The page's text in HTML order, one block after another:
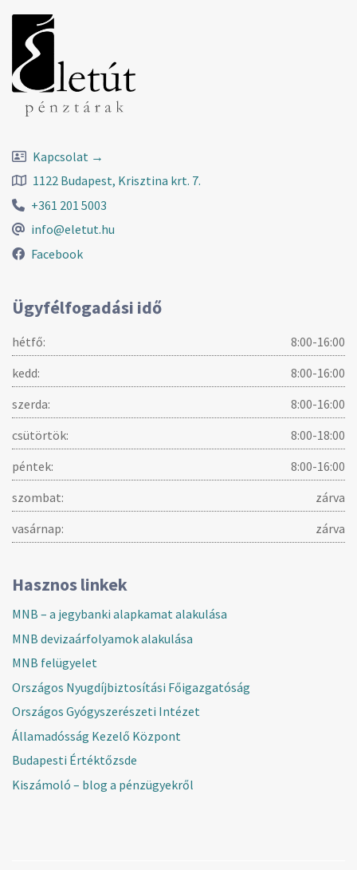
Kapcsolat →
1122 Budapest, Krisztina krt. 7.
+361 201 5003
info@eletut.hu
Facebook
Ügyfélfogadási idő
hétfő:
8:00-16:00
kedd:
8:00-16:00
szerda:
8:00-16:00
csütörtök:
8:00-18:00
péntek:
8:00-16:00
szombat:
zárva
vasárnap:
zárva
Hasznos linkek
MNB – a jegybanki alapkamat alakulása
MNB devizaárfolyamok alakulása
MNB felügyelet
Országos Nyugdíjbiztosítási Főigazgatóság
Országos Gyógyszerészeti Intézet
Államadósság Kezelő Központ
Budapesti Értéktőzsde
Kiszámoló – blog a pénzügyekről